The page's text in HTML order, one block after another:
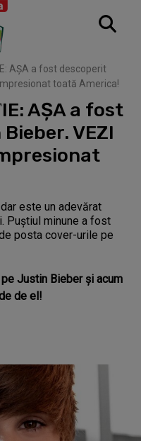
AŞA a fost descoperit
toată America!
AŞA a fost
VEZI
este un adevărat
Puştiul minune a fost
posta cover-urile pe
Justin Bieber și acum
de el!